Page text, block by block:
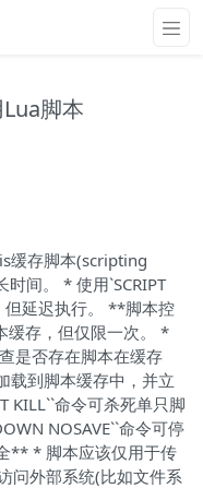
脚本
缓存脚本(scripting
间。 * 使用`SCRIPT
但延迟执行。 **脚本控
缓存，但仅限一次。 *
是否存在脚本在缓存
载到脚本缓存中，并立
KILL``命令可杀死单只脚
NOSAVE``命令可停
** * 脚本应该仅用于传
问外部系统(比如文件系